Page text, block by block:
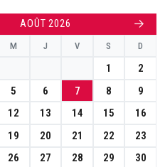
AOÛT 2026 →
M J V S D
1
2
5 6 7 8
9
12 13 14 15
16
19 20 21 22
23
26 27 28 29
30